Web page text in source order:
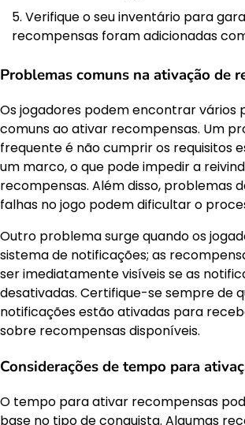
Verifique o seu inventário para
recompensas foram adicionadas
Problemas comuns na ativação de
Os jogadores podem encontrar vários
comuns ao ativar recompensas. Um
frequente é não cumprir os requisitos
um marco, o que pode impedir a
recompensas. Além disso, problemas
falhas no jogo podem dificultar o
Outro problema surge quando os
sistema de notificações; as
ser imediatamente visíveis se as
desativadas. Certifique-se sempre de
notificações estão ativadas para
sobre recompensas disponíveis.
Considerações de tempo para
O tempo para ativar recompensas
base no tipo de conquista. Algumas